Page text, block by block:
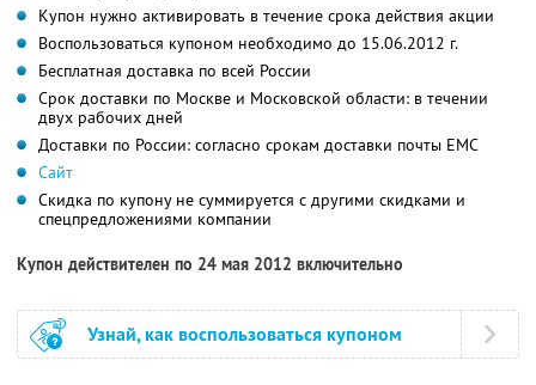
Купон нужно активировать в течение срока действия акции
Воспользоваться купоном необходимо до 15.06.2012 г.
Бесплатная доставка по всей России
Срок доставки по Москве и Московской области: в течении
двух рабочих дней
Доставки по России: согласно срокам доставки почты ЕМС
Сайт
Скидка по купону не суммируется с другими скидками и
спецпредложениями компании
Купон действителен по 24 мая 2012 включительно
Узнай, как воспользоваться купоном